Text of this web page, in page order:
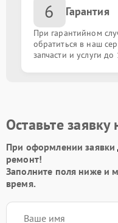
6 Гарантия
При гарантийном
обратиться в наш
запчасти и услуги до
Оставьте
При оформлении заявки
ремонт!
Заполните поля ниже и
время.